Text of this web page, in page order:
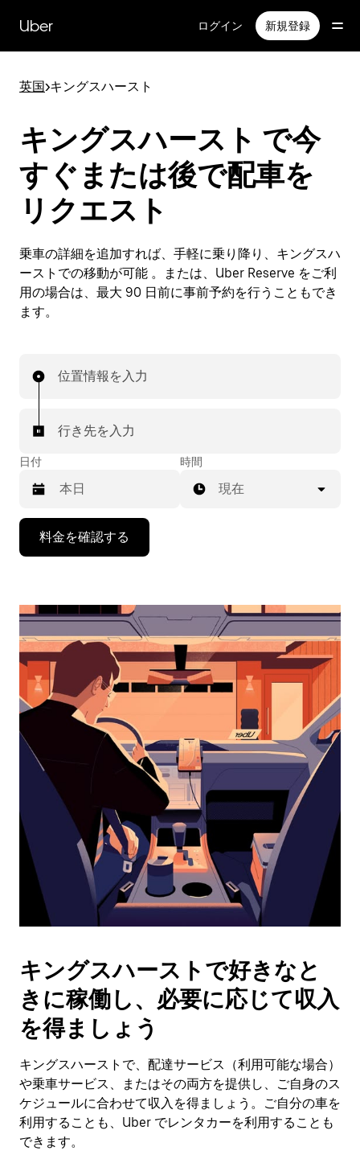
Uber ログイン 新規登録
英国>キングスハースト
キングスハースト で今
すぐまたは後で配車を
リクエスト
乗車の詳細を追加すれば、手軽に乗り降り、キングスハ
ーストでの移動が可能 。または、Uber Reserve をご利
用の場合は、最大 90 日前に事前予約を行うこともでき
ます。
位置情報を入力
行き先を入力
日付
で
ン
ダ
ー
を
操
作
し、
を
選
択
す。
ン
で
カ
レ
ン
ー
を
閉
じ
ま
す。
時間
現在
料金を確認する
キングスハーストで好きなと
きに稼働し、必要に応じて収入
を得ましょう
キングスハーストで、配達サービス（利用可能な場合）
や乗車サービス、またはその両方を提供し、ご自身のス
ケジュールに合わせて収入を得ましょう。ご自分の車を
利用することも、Uber でレンタカーを利用することも
できます。